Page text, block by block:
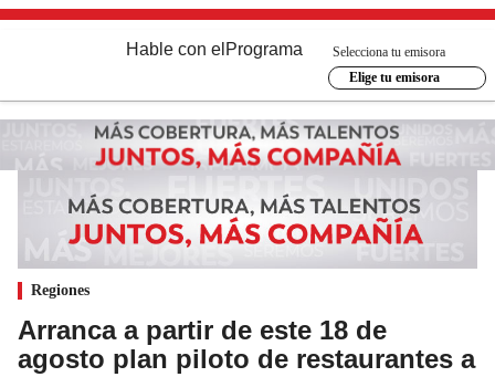
Hable con el Programa
Selecciona tu emisora
Elige tu emisora
Regiones
Arranca a partir de este 18 de
agosto plan piloto de restaurantes a